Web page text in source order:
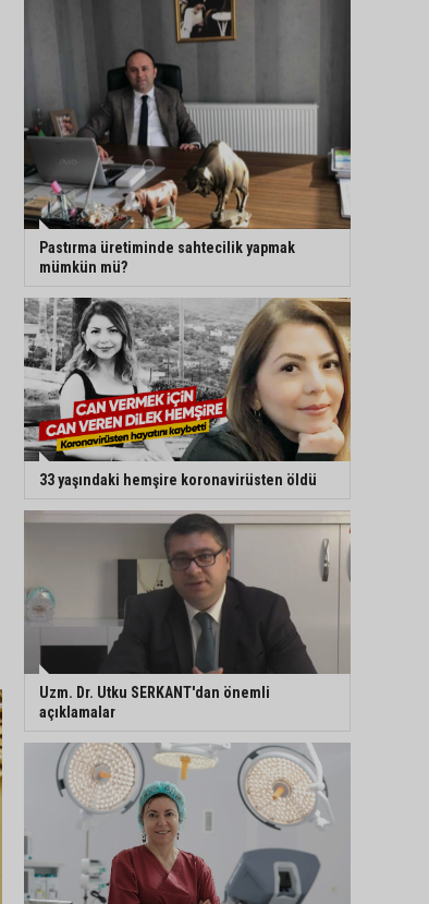
Pastırma üretiminde sahtecilik yapmak
mümkün mü?
33 yaşındaki hemşire koronavirüsten öldü
Uzm. Dr. Utku SERKANT'dan önemli
açıklamalar